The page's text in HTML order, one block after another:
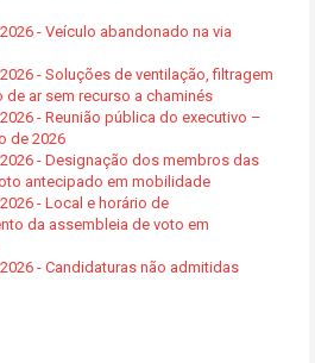
- Veículo abandonado na via
- Soluções de ventilação, filtragem
de ar sem recurso a chaminés
- Reunião pública do executivo –
de 2026
- Designação dos membros das
antecipado em mobilidade
- Local e horário de
da assembleia de voto em
- Candidaturas não admitidas